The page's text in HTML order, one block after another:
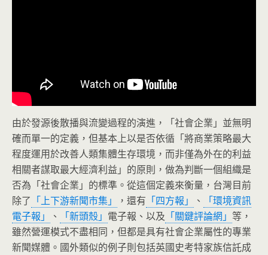
由於發源後散播與流變過程的演進，「社會企業」並無明
確而單一的定義，但基本上以是否依循「將商業策略最大
程度運用於改善人類集體生存環境，而非僅為外在的利益
相關者謀取最大經濟利益」的原則，做為判斷一個組織是
否為「社會企業」的標準。從這個定義來衡量，台灣目前
除了 「上下游新聞市集」 ，還有 「四方報」 、
「環境資訊
電子報」
、 「新頭殼」 電子報、以及 「關鍵評論網」 等，
雖然營運模式不盡相同，但都是具有社會企業屬性的專業
新聞媒體。國外類似的例子則包括英國史考特家族信託成